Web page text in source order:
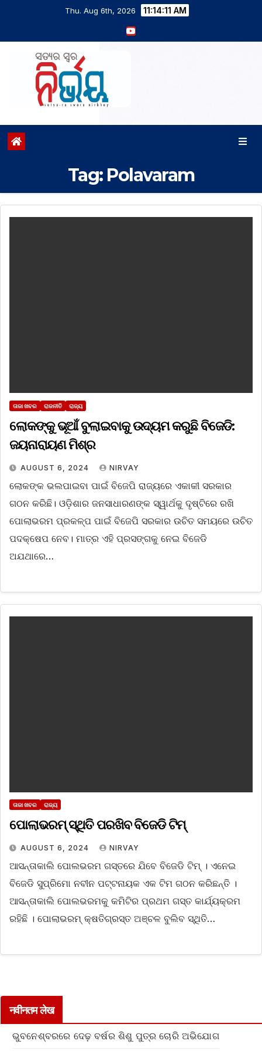
Thu. Aug 6th, 2026 11:14:11 AM
Tag: Polavaram
ତାଜା ଖବର ରାଜନୀତି ରାଜ୍ୟ
ଲୋକଙ୍କୁ ଭୂଆଁ ବୁଲାଇବାକୁ ଉଦ୍ୟମ କରୁଛି ବିଜେଡି:
ଜୟନାରାୟଣ ମିଶ୍ର
AUGUST 6, 2024 NIRVAY
ଲୋକଙ୍କ ଭଲପାଇବା ପାଇଁ ବିଜେପି ରାଜ୍ୟରେ ଏକାକୀ ସରକାର
ଗଠନ କରିଛି। ଓଡ଼ିଶାର ଜନସାଧାରଣଙ୍କ ସ୍ୱାର୍ଥକୁ ଦୃଷ୍ଟିରେ ରଖି
ପୋଲାଭରମ ପ୍ରକଳ୍ପ ପାଇଁ ବିଜେପି ସରକାର ଉଚିତ ସମୟରେ ଉଚିତ
ପଦକ୍ଷେପ ନେବ। ମାତ୍ର ଏହି ପ୍ରସଙ୍ଗକୁ ନେଇ ବିଜେଡି
ଅଯଥାରେ…
ତାଜା ଖବର ରାଜ୍ୟ
ପୋଲାଭରମ୍ ସ୍ଥିତି ପରଖିବ ବିଜେଡି ଟିମ୍
AUGUST 6, 2024 NIRVAY
ଆସନ୍ତାକାଲି ପୋଲଭରମ ଗସ୍ତରେ ଯିବେ ବିଜେଡି ଟିମ୍ । ଏନେଇ
ବିଜେଡି ସୁପ୍ରିମୋ ନବୀନ ପଟ୍ଟନାୟକ ଏକ ଟିମ ଗଠନ କରିଛନ୍ତି ।
ଆସନ୍ତାକାଲି ପୋଲଭରମକୁ କମିଟିର ପ୍ରଥମ ଗସ୍ତ କାର୍ଯ୍ୟକ୍ରମ
ରହିଛି । ପୋଲାଭରମ୍ କ୍ଷତିଗ୍ରସ୍ତ ଅଞ୍ଚଳ ବୁଲିବ ସ୍ଥିତି…
नवीनतम लेख
ଭୁବନେଶ୍ବରରେ ଦେଢ଼ ବର୍ଷର ଶିଶୁ ପୁତ୍ର ଚୋରି ଅଭିଯୋଗ